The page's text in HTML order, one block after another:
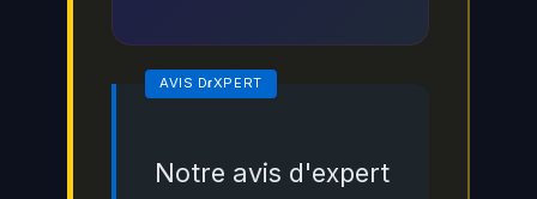
Notre avis d'expert